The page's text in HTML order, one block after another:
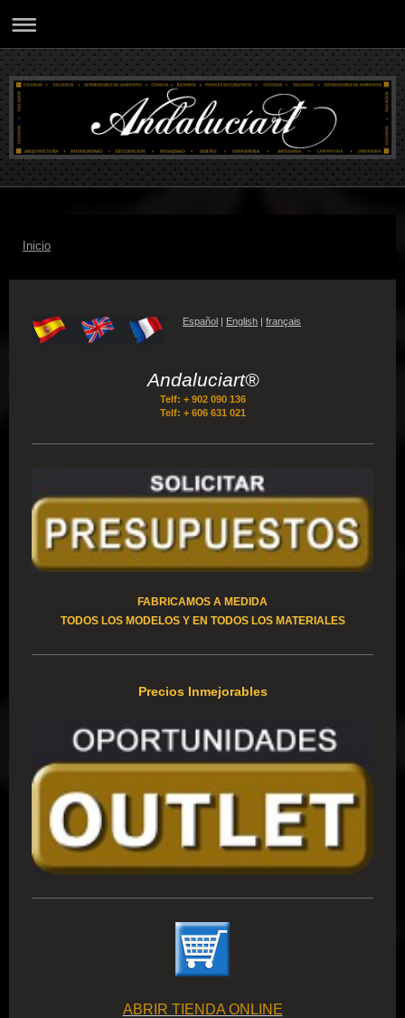
Inicio
Español English français
Andaluciart®
Telf: + 902 090 136
Telf: + 606 631 021
FABRICAMOS A MEDIDA
TODOS LOS MODELOS Y EN TODOS LOS MATERIALES
Precios Inmejorables
ABRIR TIENDA ONLINE